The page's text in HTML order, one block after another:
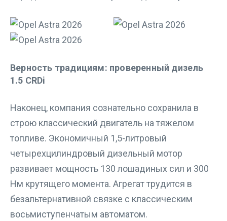
Верность традициям: проверенный дизель
1.5 CRDi
Наконец, компания сознательно сохранила в
строю классический двигатель на тяжелом
топливе. Экономичный 1,5-литровый
четырехцилиндровый дизельный мотор
развивает мощность 130 лошадиных сил и 300
Нм крутящего момента. Агрегат трудится в
безальтернативной связке с классическим
восьмиступенчатым автоматом.